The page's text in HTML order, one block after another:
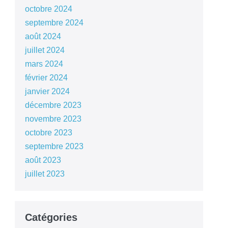
octobre 2024
septembre 2024
août 2024
juillet 2024
mars 2024
février 2024
janvier 2024
décembre 2023
novembre 2023
octobre 2023
septembre 2023
août 2023
juillet 2023
Catégories